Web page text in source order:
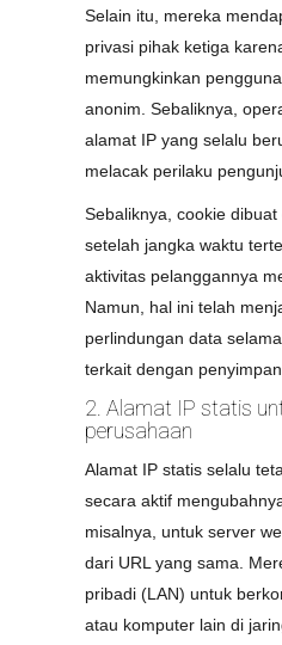
Selain itu, mereka
privasi pihak ketiga
memungkinkan
anonim. Sebaliknya,
alamat IP yang selalu
melacak perilaku
Sebaliknya, cookie
setelah jangka waktu
aktivitas pelanggannya
Namun, hal ini telah
perlindungan data
terkait dengan
2. Alamat IP statis
perusahaan
Alamat IP statis selalu
secara aktif
misalnya, untuk server
dari URL yang sama.
pribadi (LAN) untuk
atau komputer lain di